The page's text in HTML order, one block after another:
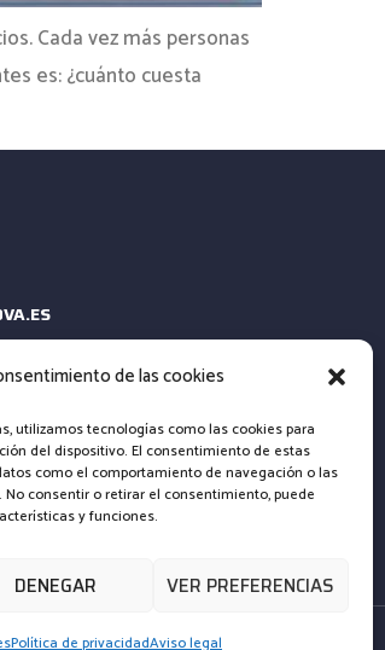
de las cookies
utilizamos tecnologías como las cookies para
del dispositivo. El consentimiento de estas
como el comportamiento de navegación o las
consentir o retirar el consentimiento, puede
y funciones.
DENEGAR VER PREFERENCIAS
Política de privacidadAviso legal
Cada vez más personas
es: ¿cuánto cuesta